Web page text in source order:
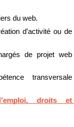
du web.
d’activité ou de
de projet web
transversale
droits et